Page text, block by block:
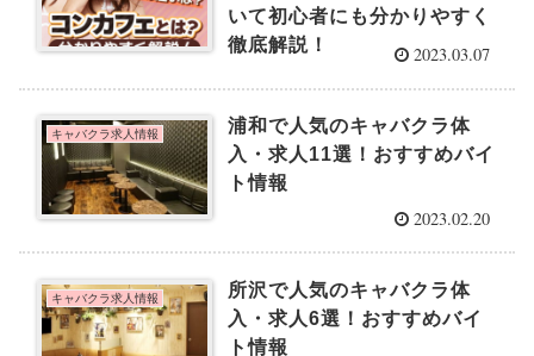
いて初心者にも分かりやすく
徹底解説！
2023.03.07
キャバクラ求人情報
浦和で人気のキャバクラ体
入・求人11選！おすすめバイ
ト情報
2023.02.20
キャバクラ求人情報
所沢で人気のキャバクラ体
入・求人6選！おすすめバイ
ト情報